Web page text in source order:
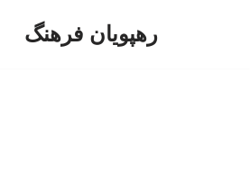
رهپویان فرهنگ